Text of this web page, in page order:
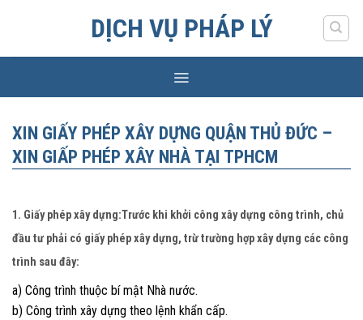
DỊCH VỤ PHÁP LÝ
XIN GIẤY PHÉP XÂY DỰNG QUẬN THỦ ĐỨC –
XIN GIẤP PHÉP XÂY NHÀ TẠI TPHCM
1. Giấy phép xây dựng:Trước khi khởi công xây dựng công trình, chủ
đầu tư phải có giấy phép xây dựng, trừ trường hợp xây dựng các công
trình sau đây:
a) Công trình thuộc bí mật Nhà nước.
b) Công trình xây dựng theo lệnh khẩn cấp.